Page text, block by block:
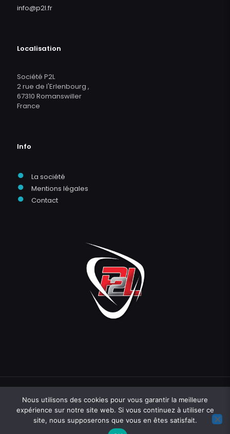
info@p2l.fr
Localisation
Société P2L
2 rue de l'Erlenbourg ,
67310 Romanswiller
France
Info
● La société
● Mentions légales
● Contact
Une création Hopcloud
07 71 81 83 40
contact@hopcloud.fr
Nous utilisons des cookies pour vous garantir la meilleure
expérience sur notre site web. Si vous continuez à utiliser ce
site, nous supposerons que vous en êtes satisfait.